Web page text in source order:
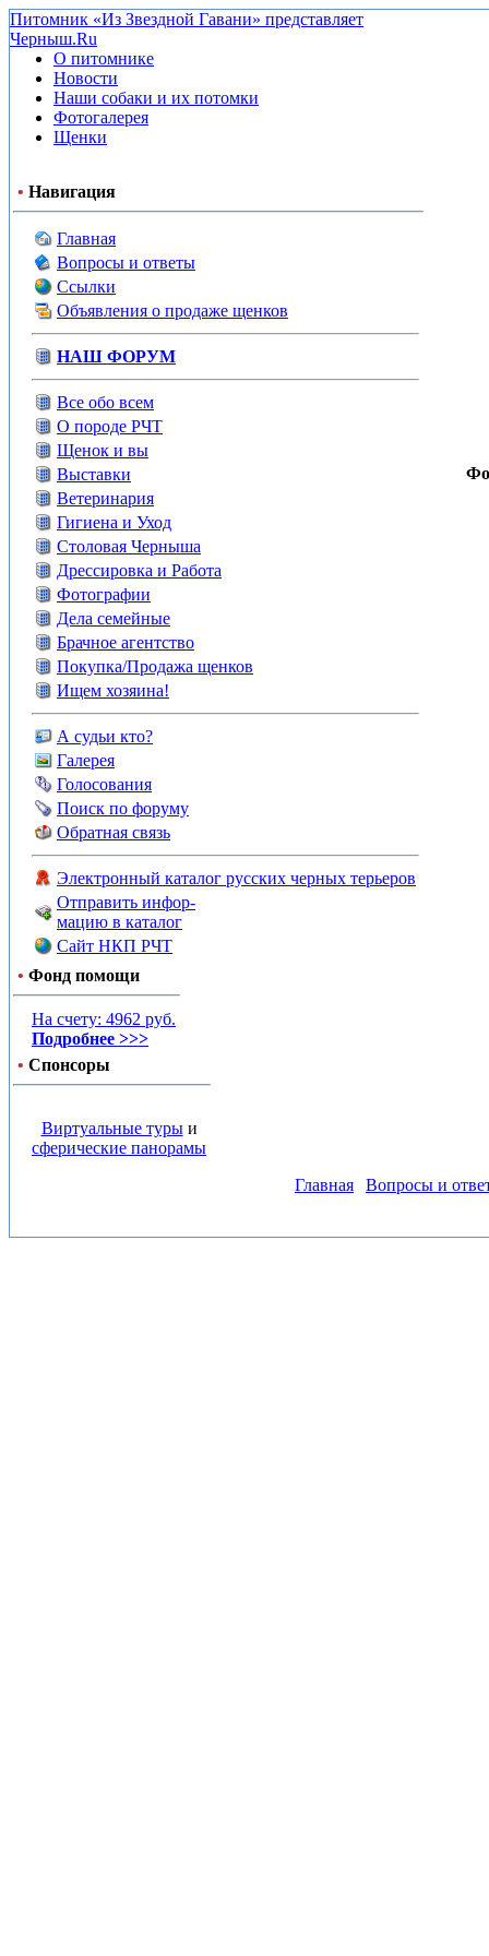
Питомник «Из Звездной Гавани» представляет
Черныш.Ru
О питомнике
Новости
Наши собаки и их потомки
Фотогалерея
Щенки
• Навигация
Главная
Вопросы и ответы
Ссылки
Объявления о продаже щенков
НАШ ФОРУМ
Все обо всем
О породе РЧТ
Щенок и вы
Выставки
Ветеринария
Гигиена и Уход
Столовая Черныша
Дрессировка и Работа
Фотографии
Дела семейные
Брачное агентство
Покупка/Продажа щенков
Ищем хозяина!
А судьи кто?
Галерея
Голосования
Поиск по форуму
Обратная связь
Электронный каталог русских черных терьеров
Отправить инфор-
мацию в каталог
Сайт НКП РЧТ
• Фонд помощи
На счету: 4962 руб.
Подробнее >>>
• Спонсоры
Виртуальные турыи
сферические панорамы
Главная Вопросы и